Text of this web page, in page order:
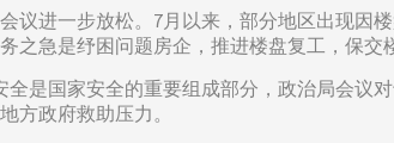
进一步放松。7月以来，部分地区出现因
急是纾困问题房企，推进楼盘复工，保交
是国家安全的重要组成部分，政治局会议
方政府救助压力。